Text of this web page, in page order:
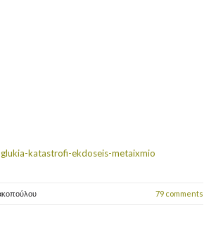
katastrofi-ekdoseis-metaixmio
79 comments